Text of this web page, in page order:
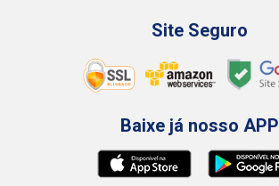
Site Seguro
Baixe já nosso APP